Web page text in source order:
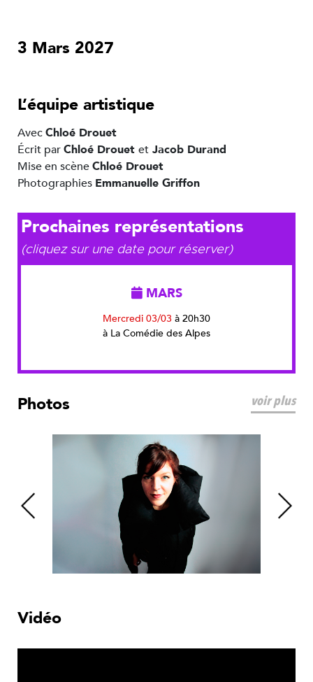
3 Mars 2027
L’équipe artistique
AvecChloé Drouet
Écrit parChloé Drouet et Jacob Durand
Mise en scèneChloé Drouet
Photographies Emmanuelle Griffon
Prochaines représentations
(cliquez sur une date pour réserver)
MARS
Mercredi 03/03 à 20h30
à La Comédie des Alpes
Photos voir plus
Vidéo